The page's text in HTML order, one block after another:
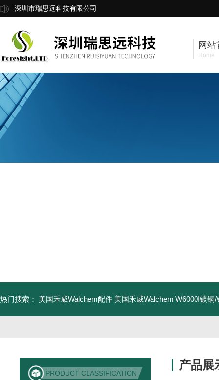
深圳市瑞思远科技有限公司
网站
Home
热门搜索： 美国禾威Walchem配件 美国禾威Walchem W6000I镀铜
PRODUCT CLASSIFICATION
产品展